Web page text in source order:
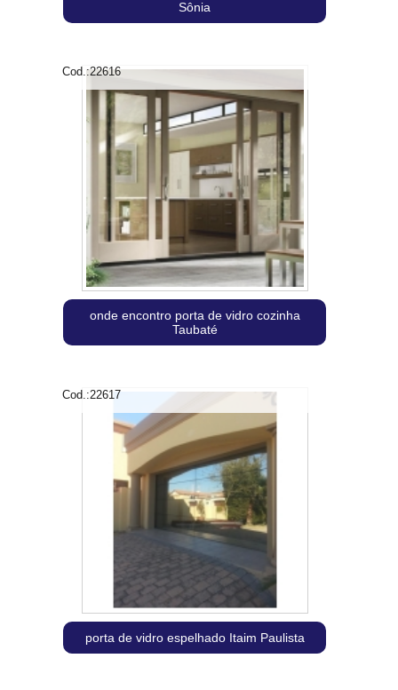
Sônia
Cod.:22616
onde encontro porta de vidro cozinha
Taubaté
Cod.:22617
porta de vidro espelhado Itaim Paulista